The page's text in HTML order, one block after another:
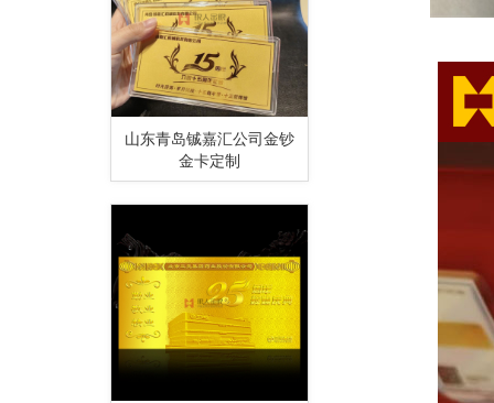
山东青岛铖嘉汇公司金钞
金卡定制